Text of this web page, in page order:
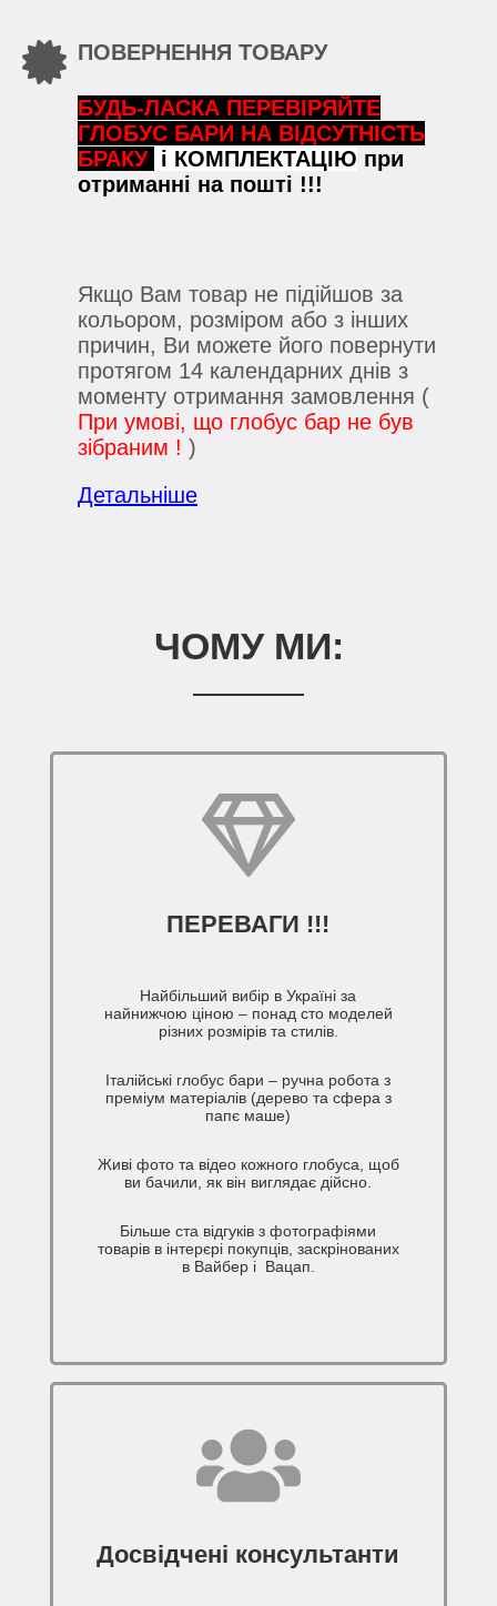
ПОВЕРНЕННЯ ТОВАРУ
БУДЬ-ЛАСКА ПЕРЕВІРЯЙТЕ
ГЛОБУС БАРИ НА ВІДСУТНІСТЬ
БРАКУ і КОМПЛЕКТАЦІЮ при
отриманні на пошті !!!
Якщо Вам товар не підійшов за
кольором, розміром або з інших
причин, Ви можете його повернути
протягом 14 календарних днів з
моменту отримання замовлення (
При умові, що глобус бар не був
зібраним ! )
Детальніше
ЧОМУ МИ:
ПЕРЕВАГИ !!!
Найбільший вибір в Україні за
найнижчою ціною – понад сто моделей
різних розмірів та стилів.
Італійські глобус бари – ручна робота з
преміум матеріалів (дерево та сфера з
папє маше)
Живі фото та відео кожного глобуса, щоб
ви бачили, як він виглядає дійсно.
Більше ста відгуків з фотографіями
товарів в інтерєрі покупців, заскрінованих
в Вайбер і Вацап.
Досвідчені консультанти